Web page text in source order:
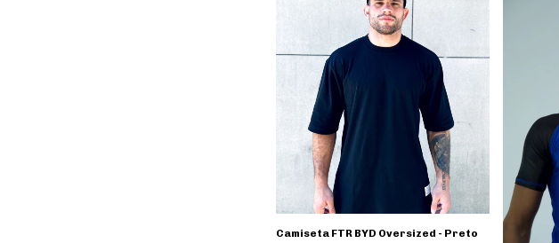
Camiseta FTR BYD Oversized - Preto